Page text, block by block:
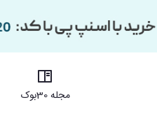
مجله 30بوک